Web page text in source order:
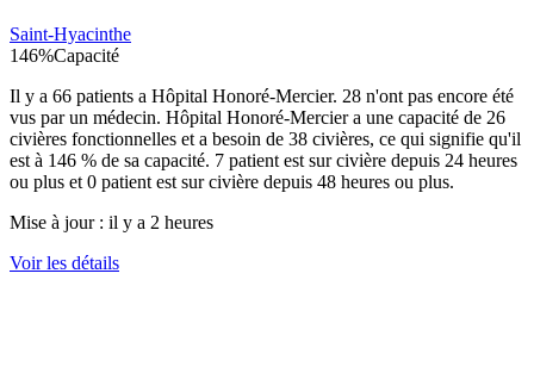
Saint-Hyacinthe
146%Capacité
Il y a 66 patients a Hôpital Honoré-Mercier. 28 n'ont pas encore été
vus par un médecin. Hôpital Honoré-Merciera une capacité de 26
civières fonctionnelles et a besoin de 38 civières, ce qui signifie qu'il
est à 146 % de sa capacité. 7 patient est sur civière depuis 24 heures
ou plus et 0 patient est sur civière depuis 48 heures ou plus.
Mise à jour : il y a 2 heures
Voir les détails